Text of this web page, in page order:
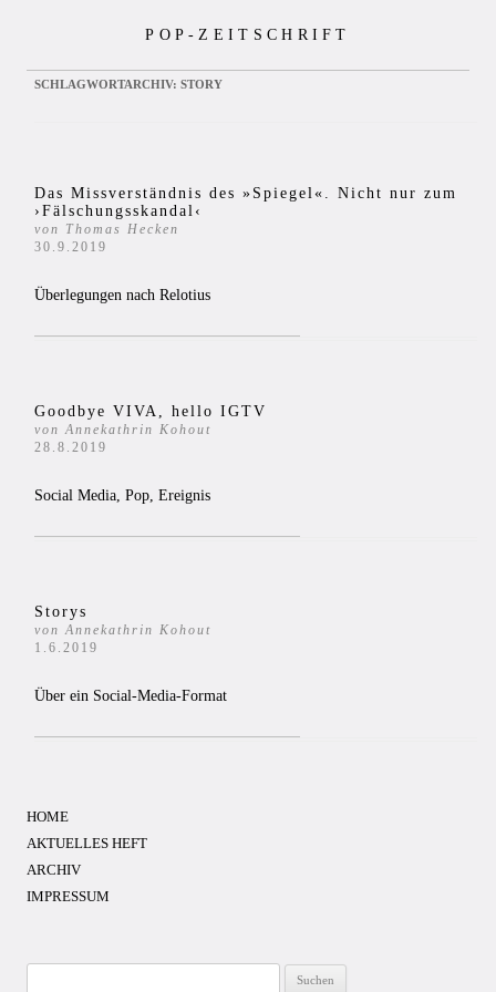
POP-ZEITSCHRIFT
SCHLAGWORTARCHIV: STORY
Das Missverständnis des »Spiegel«. Nicht nur zum
›Fälschungsskandal‹
von Thomas Hecken
30.9.2019
Überlegungen nach Relotius
Goodbye VIVA, hello IGTV
von Annekathrin Kohout
28.8.2019
Social Media, Pop, Ereignis
Storys
von Annekathrin Kohout
1.6.2019
Über ein Social-Media-Format
HOME
AKTUELLES HEFT
ARCHIV
IMPRESSUM